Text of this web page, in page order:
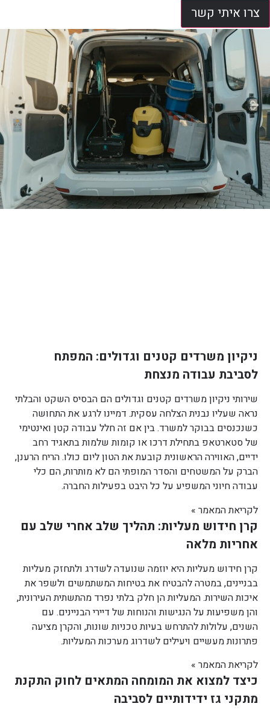
צרו איתי קשר
ניקיון משרדים קטנים וגדולים: המפתח
לסביבת עבודה מנצחת
שירותי ניקיון משרדים קטנים וגדולים הם הבסיס השקט והבלתי
נראה שעליו נבנית הצלחה עסקית. דמיינו לרגע את התחושה
כשנכנסים בבוקר למשרד. בין אם זה חלל עבודה קטן ואינטימי
של סטארטאפ בתחילת דרכו או קומות שלמות בתאגיד רחב
ידיים, האווירה הראשונית קובעת את הטון ליום כולו. הריח הרענן,
הברק על המשטחים והסדר המופתי הם לא מותרות, הם כלי
עבודה חיוני המשפיע על כל היבט בפעילות החברה.
לקריאת המאמר »
קרן חידוש מעליות: תהליך שלב אחרי שלב עם
אחריות מלאה
קרן חידוש מעליות היא יוזמה שנועדה לשדרג ולתחזק מעליות
בבניינים, במטרה להבטיח את בטיחות המשתמשים ולשפר את
איכות השירות. המעליות הן חלק בלתי נפרד מהתשתית העירונית,
והן משפיעות על הנגישות והנוחות של דיירי הבניינים. עם
השנים, עלולות להתרחש בעיות טכניות שונות, והקרן מציעה
פתרונות מעשיים ויעילים לשדרוג מערכות המעליות.
לקריאת המאמר »
כיצד למצוא את המומחה המתאים לחוק התקנת
מתקני גז ידידותיים לסביבה